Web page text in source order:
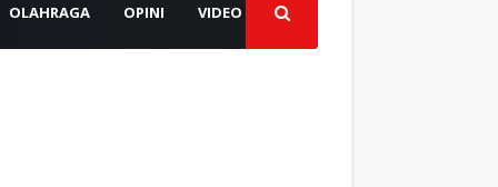
OLAHRAGA OPINI VIDEO